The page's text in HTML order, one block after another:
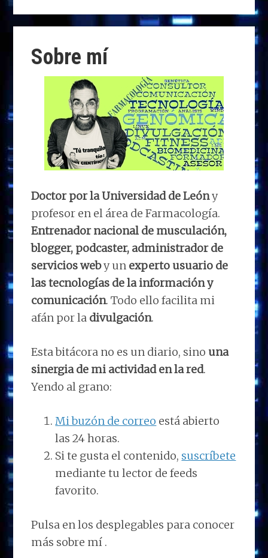
to
d
o
n
ce
b
o
o
k
e
n
at
s
p
p
e
g
m
m
p
ti
r
Sobre mí
Doctor por la Universidad de Leóny
profesor en el área de Farmacología.
Entrenador nacional de musculación,
blogger, podcaster, administrador de
servicios weby un experto usuario de
las tecnologías de la información y
comunicación. Todo ello facilita mi
afán por la divulgación.
Esta bitácora no es un diario, sino una
sinergia de mi actividad en la red.
Yendo al grano:
Mi buzón de correo está abierto
las 24 horas.
Si te gusta el contenido, suscríbete
mediante tu lector de feeds
favorito.
Pulsa en los desplegables para conocer
más sobre mí .